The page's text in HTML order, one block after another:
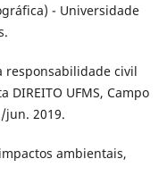
- Universidade
responsabilidade civil
UFMS, Campo
jun. 2019.
ambientais,